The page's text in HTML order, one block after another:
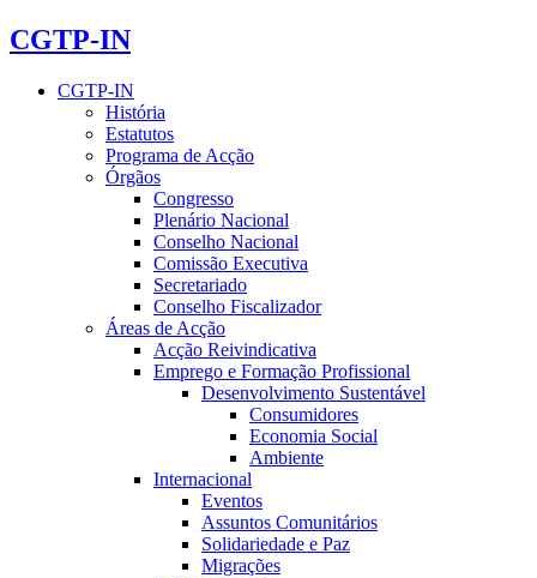
CGTP-IN
CGTP-IN
História
Estatutos
Programa de Acção
Órgãos
Congresso
Plenário Nacional
Conselho Nacional
Comissão Executiva
Secretariado
Conselho Fiscalizador
Áreas de Acção
Acção Reivindicativa
Emprego e Formação Profissional
Desenvolvimento Sustentável
Consumidores
Economia Social
Ambiente
Internacional
Eventos
Assuntos Comunitários
Solidariedade e Paz
Migrações